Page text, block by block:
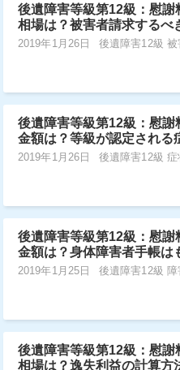
後遺障害等級第12級：慰謝
相場は？被害者請求するべ
2019年1月26日 後遺障害12級 被
後遺障害等級第12級：慰謝
金額は？等級が認定される
2019年1月26日 後遺障害12級 症
後遺障害等級第12級：慰謝
金額は？身体障害者手帳は
2019年1月25日 後遺障害12級 障
後遺障害等級第12級：慰謝
相場は？逸失利益の計算方